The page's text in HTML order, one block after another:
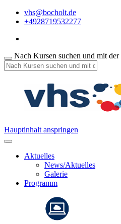
vhs@bocholt.de
+4928719532277
Nach Kursen suchen und mit der
Hauptinhalt anspringen
Aktuelles
News/Aktuelles
Galerie
Programm